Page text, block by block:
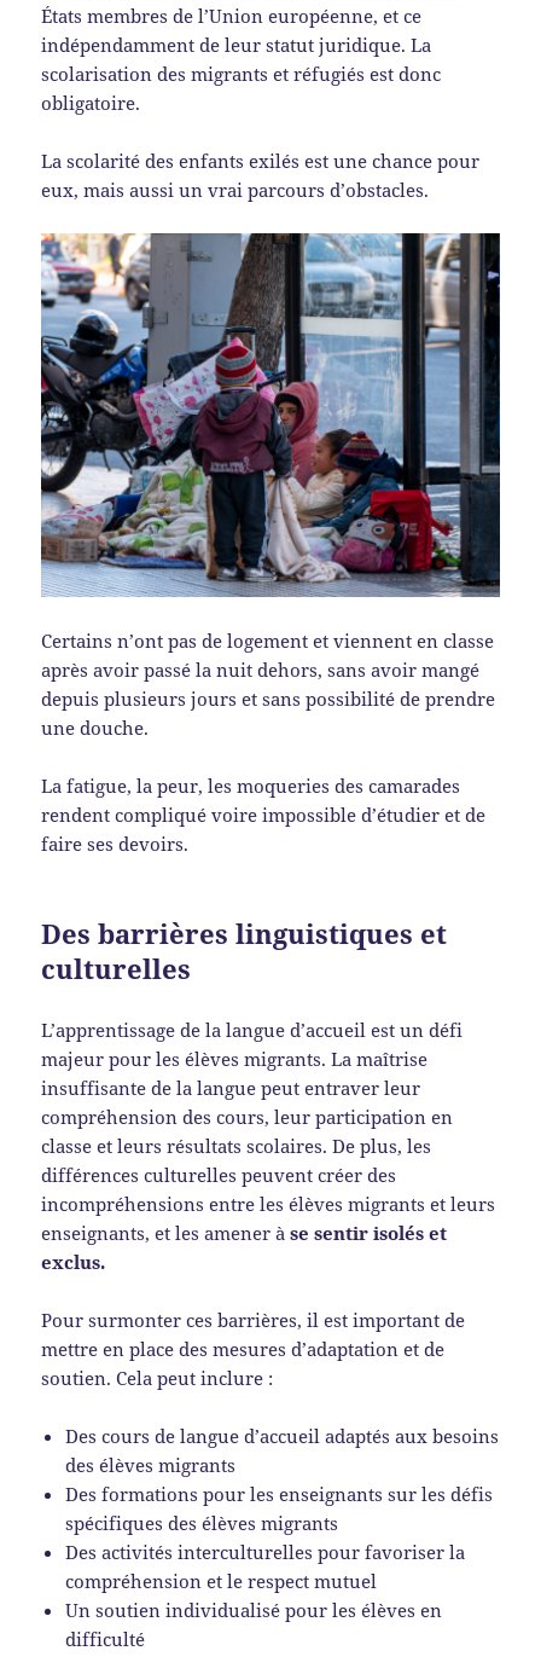
États membres de l’Union européenne, et ce
indépendamment de leur statut juridique. La
scolarisation des migrants et réfugiés est donc
obligatoire.
La scolarité des enfants exilés est une chance pour
eux, mais aussi un vrai parcours d’obstacles.
Certains n’ont pas de logement et viennent en classe
après avoir passé la nuit dehors, sans avoir mangé
depuis plusieurs jours et sans possibilité de prendre
une douche.
La fatigue, la peur, les moqueries des camarades
rendent compliqué voire impossible d’étudier et de
faire ses devoirs.
Des barrières linguistiques et
culturelles
L’apprentissage de la langue d’accueil est un défi
majeur pour les élèves migrants. La maîtrise
insuffisante de la langue peut entraver leur
compréhension des cours, leur participation en
classe et leurs résultats scolaires. De plus, les
différences culturelles peuvent créer des
incompréhensions entre les élèves migrants et leurs
enseignants, et les amener àse sentir isolés et
exclus.
Pour surmonter ces barrières, il est important de
mettre en place des mesures d’adaptation et de
soutien. Cela peut inclure :
Des cours de langue d’accueil adaptés aux besoins
des élèves migrants
Des formations pour les enseignants sur les défis
spécifiques des élèves migrants
Des activités interculturelles pour favoriser la
compréhension et le respect mutuel
Un soutien individualisé pour les élèves en
difficulté